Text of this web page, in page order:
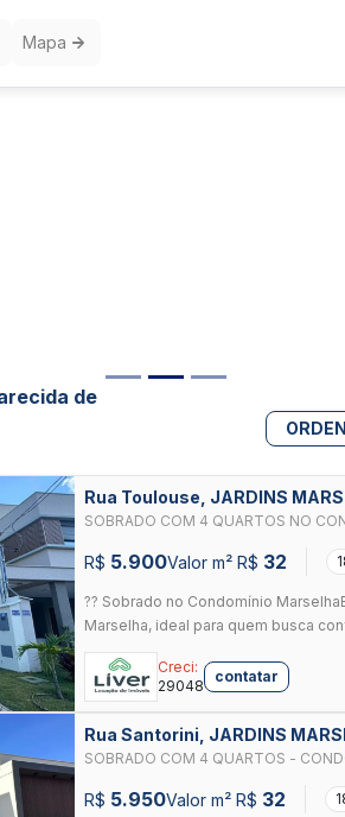
Mapa
de
Rua Toulouse, JARDINS
SOBRADO COM 4 QUARTOS NO
R$ 5.900Valor m² R$ 32
?? Sobrado no Condomínio
Marselha, ideal para quem busca
Creci:
29048
contatar
Rua Santorini, JARDINS
SOBRADO COM 4 QUARTOS -
R$ 5.950Valor m² R$ 32